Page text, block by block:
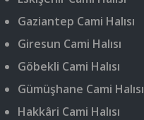
Gaziantep Cami Halısı
Giresun Cami Halısı
Göbekli Cami Halısı
Gümüşhane Cami Halısı
Hakkâri Cami Halısı